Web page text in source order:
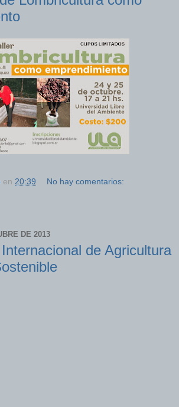
en 20:39 No hay comentarios:
DE 2013
de Agricultura